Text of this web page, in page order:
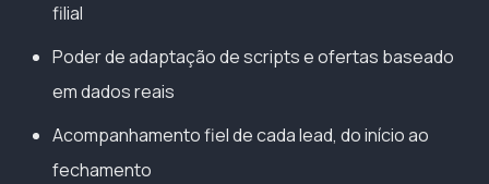
filial
Poder de adaptação de scripts e ofertas baseado
em dados reais
Acompanhamento fiel de cada lead, do início ao
fechamento